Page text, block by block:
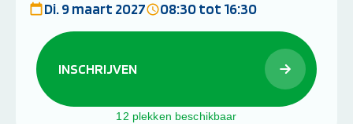
Di. 9 maart 2027 08:30 tot 16:30
INSCHRIJVEN
12 plekken beschikbaar